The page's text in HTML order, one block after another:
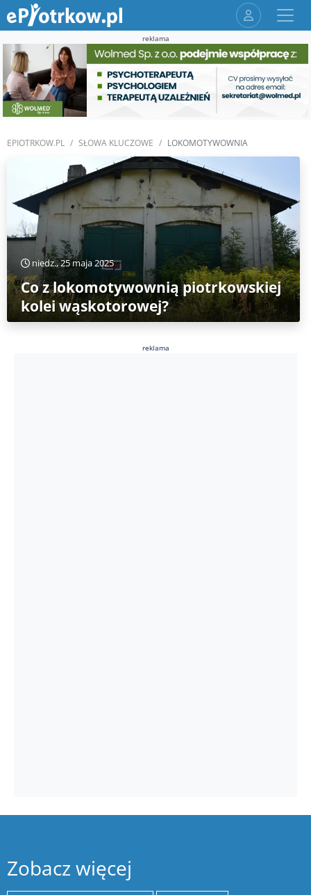
reklama
EPIOTRKOW.PL SŁOWA KLUCZOWE LOKOMOTYWOWNIA
niedz., 25 maja 2025
Co z lokomotywownią piotrkowskiej
kolei wąskotorowej?
reklama
Zobacz więcej